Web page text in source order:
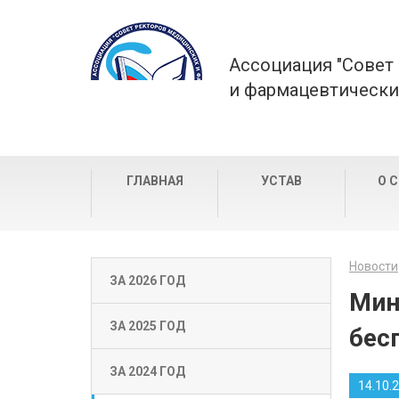
Ассоциация
и
ГЛАВНАЯ УСТАВ О
ЗА 2026 ГОД
ЗА 2025 ГОД
ЗА 2024 ГОД
Новости